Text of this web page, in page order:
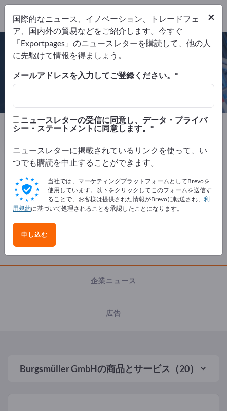
製造元 ドイツ
Website
企業ニュース
広告
ISO 9001:2015
Burgsmüller GmbHの商品とサービス（20）
×
国際的なニュース、イノベーション、トレードフェ
ア、国内外の貿易などをご紹介します。今すぐ
「Exportpages」のニュースレターを購読して、他の人
に先駆けて情報を得ましょう。
メールアドレスを入力してご登録ください。
ニュースレターの受信に同意し、データ・プライバ
シー・ステートメントに同意します。
ニュースレターに掲載されているリンクを使って、い
つでも購読を中止することができます。
当社では、マーケティングプラットフォームとしてBrevoを
使用しています。以下をクリックしてこのフォームを送信す
ることで、お客様は提供された情報がBrevoに転送され、 利
用規約に基づいて処理されることを承認したことになります。
申し込む